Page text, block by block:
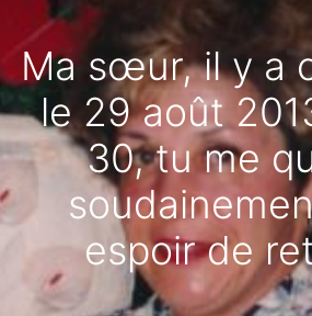
Ma sœur, il y a
le 29 août
30, tu me
espoir de